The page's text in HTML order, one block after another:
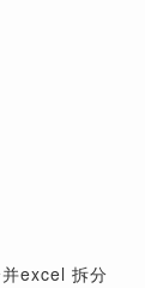
excel 拆分